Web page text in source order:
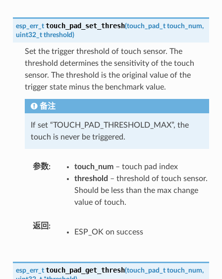
esp_err_t touch_pad_set_thresh(touch_pad_t touch_num,
uint32_t threshold)
Set the trigger threshold of touch sensor. The
threshold determines the sensitivity of the touch
sensor. The threshold is the original value of the
trigger state minus the benchmark value.
备注
If set “TOUCH_PAD_THRESHOLD_MAX”, the
touch is never be triggered.
参数 touch_num– touch pad index
threshold – threshold of touch sensor.
Should be less than the max change
value of touch.
返回
ESP_OK on success
esp_err_t touch_pad_get_thresh(touch_pad_t touch_num,